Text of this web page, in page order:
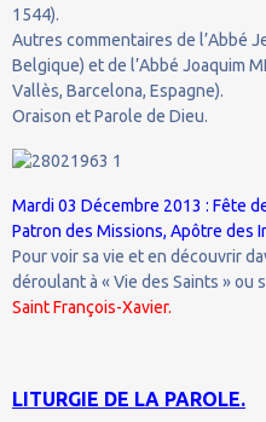
1544).
Autres commentaires de l’Abbé
Belgique) et de l’Abbé Joaquim
Vallès, Barcelona, Espagne).
Oraison et Parole de Dieu.
Mardi 03 Décembre 2013 : Fête
Patron des Missions, Apôtre des
Pour voir sa vie et en découvrir
déroulant à « Vie des Saints » ou
Saint François-Xavier.
LITURGIE DE LA PAROLE.